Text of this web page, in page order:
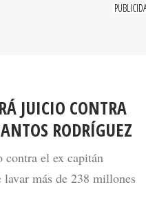
JUICIO CONTRA
RODRÍGUEZ
contra el ex capitán
más de 238 millones